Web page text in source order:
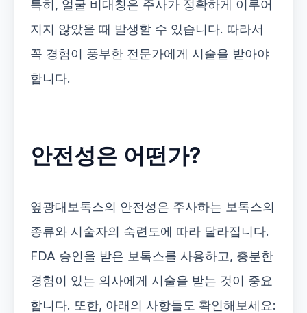
특히, 얼굴 비대칭은 주사가 정확하게 이루어
지지 않았을 때 발생할 수 있습니다. 따라서
꼭 경험이 풍부한 전문가에게 시술을 받아야
합니다.
안전성은 어떤가?
옆광대보톡스의 안전성은 주사하는 보톡스의
종류와 시술자의 숙련도에 따라 달라집니다.
FDA 승인을 받은 보톡스를 사용하고, 충분한
경험이 있는 의사에게 시술을 받는 것이 중요
합니다. 또한, 아래의 사항들도 확인해보세요: